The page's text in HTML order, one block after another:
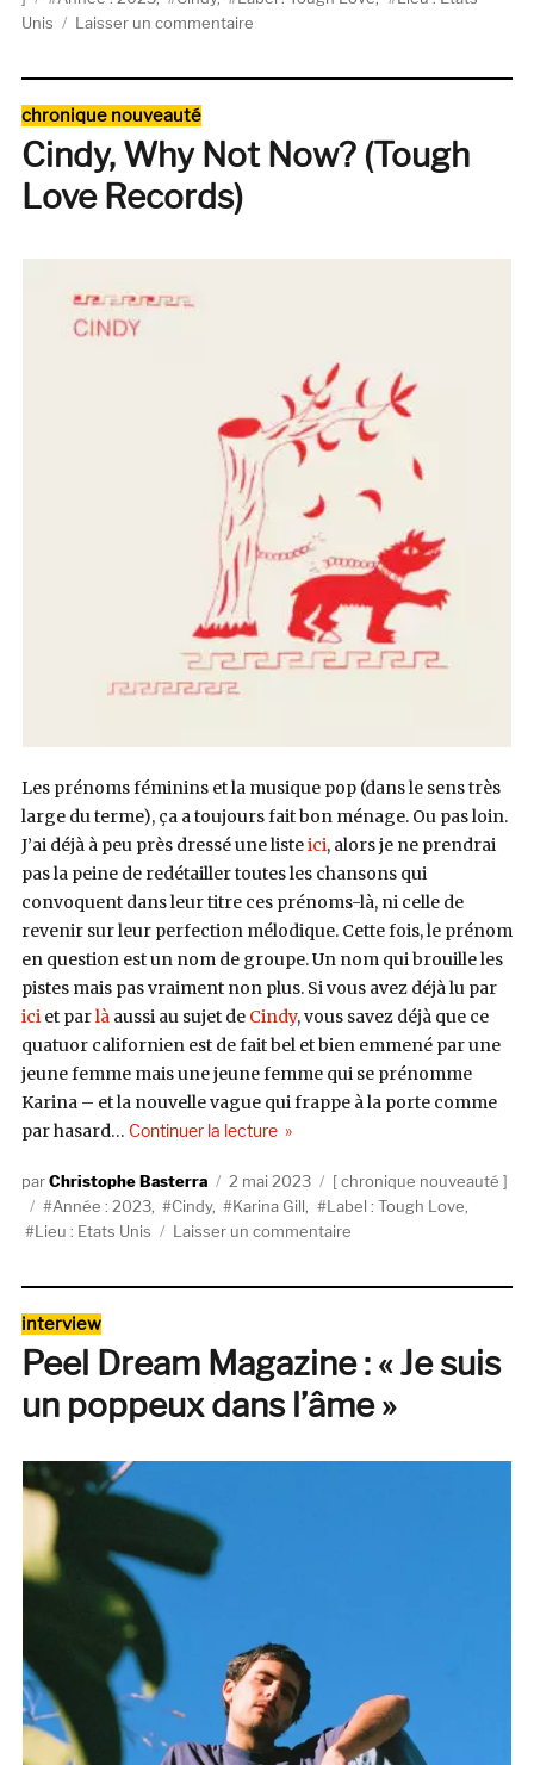
Unis
Laisser un commentairesur
Catégories
chronique nouveauté
Cindy, Why Not Now? (Tough
Love Records)
Les prénoms féminins et la musique pop (dans le sens très
large du terme), ça a toujours fait bon ménage. Ou pas loin.
J’ai déjà à peu près dressé une listeici, alors je ne prendrai
pas la peine de redétailler toutes les chansons qui
convoquent dans leur titre ces prénoms-là, ni celle de
revenir sur leur perfection mélodique. Cette fois, le prénom
en question est un nom de groupe. Un nom qui brouille les
pistes mais pas vraiment non plus. Si vous avez déjà lu par
iciet parlàaussi au sujet de Cindy, vous savez déjà que ce
quatuor californien est de fait bel et bien emmené par une
jeune femme mais une jeune femme qui se prénomme
Karina – et la nouvelle vague qui frappe à la porte comme
par hasard… Continuer la lecturede « Cindy, Why Not Now?
AuteurChristophe Basterra
Publié
le
2 mai 2023 Catégories
chronique nouveauté
Étiquettes
Année : 2023, Cindy, Karina Gill Label : Tough Love
Lieu : Etats Unis
Laisser un commentaire
(Tough
Love
Records)
Catégories
interview
Peel Dream Magazine : « Je suis
un poppeux dans l’âme »